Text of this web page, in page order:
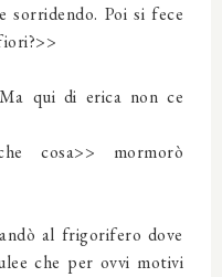
sorridendo. Poi si fece
qui di erica non ce
cosa>> mormorò
al frigorifero dove
che per ovvi motivi